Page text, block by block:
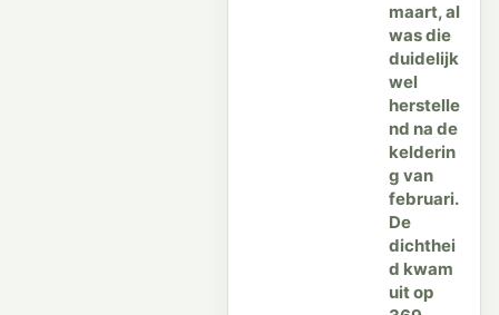
maart, al
was die
duidelijk
wel
herstelle
nd na de
kelderin
g van
februari.
De
dichthei
d kwam
uit op